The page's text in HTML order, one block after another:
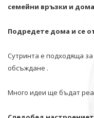
семейни връзки и
Подредете дома и се
Сутринта е подходяща
обсъждане .
Много идеи ще бъдат